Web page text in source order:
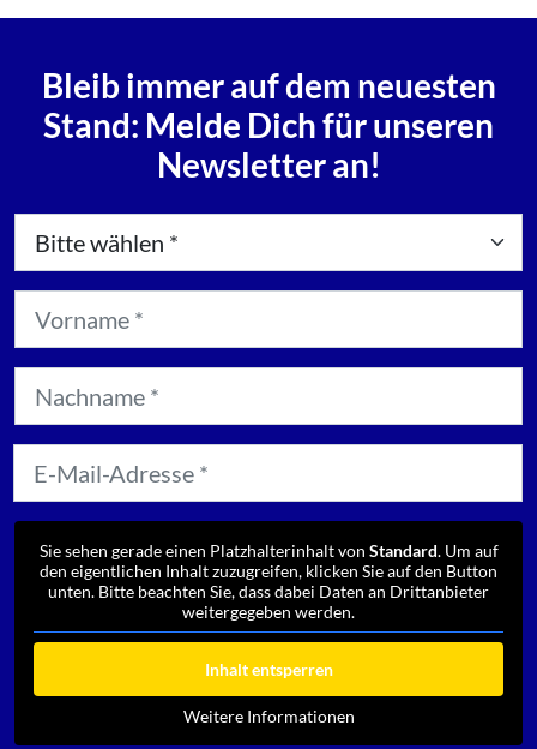
Bleib immer auf dem neuesten
Stand: Melde Dich für unseren
Newsletter an!
Sie sehen gerade einen Platzhalterinhalt von Standard. Um auf
den eigentlichen Inhalt zuzugreifen, klicken Sie auf den Button
unten. Bitte beachten Sie, dass dabei Daten an Drittanbieter
weitergegeben werden.
Inhalt entsperren
Weitere Informationen